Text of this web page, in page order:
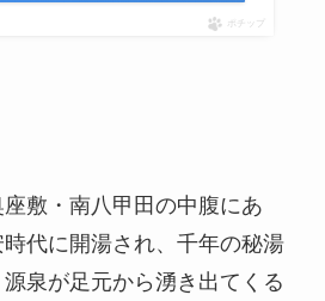
ポチップ
敷・南八甲田の中腹にあ
代に開湯され、千年の秘湯
泉が足元から湧き出てくる